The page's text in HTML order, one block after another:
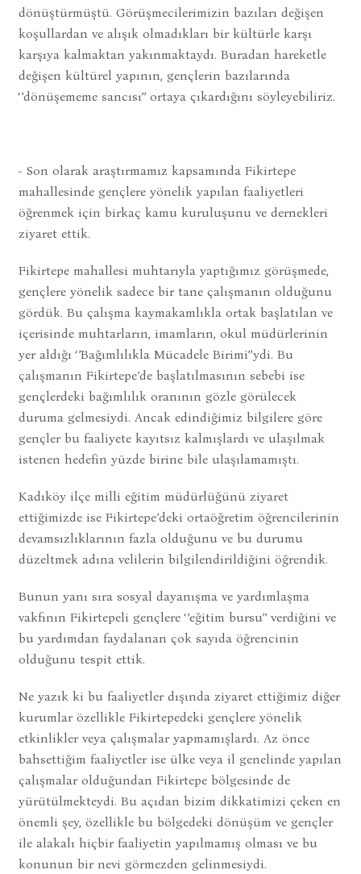
dönüştürmüştü. Görüşmecilerimizin bazıları değişen
koşullardan ve alışık olmadıkları bir kültürle karşı
karşıya kalmaktan yakınmaktaydı. Buradan hareketle
değişen kültürel yapının, gençlerin bazılarında
‘’dönüşememe sancısı’’ ortaya çıkardığını söyleyebiliriz.
- Son olarak araştırmamız kapsamında Fikirtepe
mahallesinde gençlere yönelik yapılan faaliyetleri
öğrenmek için birkaç kamu kuruluşunu ve dernekleri
ziyaret ettik.
Fikirtepe mahallesi muhtarıyla yaptığımız görüşmede,
gençlere yönelik sadece bir tane çalışmanın olduğunu
gördük. Bu çalışma kaymakamlıkla ortak başlatılan ve
içerisinde muhtarların, imamların, okul müdürlerinin
yer aldığı ‘’Bağımlılıkla Mücadele Birimi’’ydi. Bu
çalışmanın Fikirtepe’de başlatılmasının sebebi ise
gençlerdeki bağımlılık oranının gözle görülecek
duruma gelmesiydi. Ancak edindiğimiz bilgilere göre
gençler bu faaliyete kayıtsız kalmışlardı ve ulaşılmak
istenen hedefin yüzde birine bile ulaşılamamıştı.
Kadıköy ilçe milli eğitim müdürlüğünü ziyaret
ettiğimizde ise Fikirtepe’deki ortaöğretim öğrencilerinin
devamsızlıklarının fazla olduğunu ve bu durumu
düzeltmek adına velilerin bilgilendirildiğini öğrendik.
Bunun yanı sıra sosyal dayanışma ve yardımlaşma
vakfının Fikirtepeli gençlere ‘’eğitim bursu’’ verdiğini ve
bu yardımdan faydalanan çok sayıda öğrencinin
olduğunu tespit ettik.
Ne yazık ki bu faaliyetler dışında ziyaret ettiğimiz diğer
kurumlar özellikle Fikirtepedeki gençlere yönelik
etkinlikler veya çalışmalar yapmamışlardı. Az önce
bahsettiğim faaliyetler ise ülke veya il genelinde yapılan
çalışmalar olduğundan Fikirtepe bölgesinde de
yürütülmekteydi. Bu açıdan bizim dikkatimizi çeken en
önemli şey, özellikle bu bölgedeki dönüşüm ve gençler
ile alakalı hiçbir faaliyetin yapılmamış olması ve bu
konunun bir nevi görmezden gelinmesiydi.